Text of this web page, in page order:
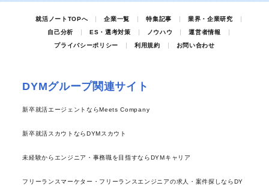
就活ノートTOPへ 企業一覧 特集記事
業界・企業研究
自己分析
ES・選考対策 ノウハウ
運営者情報
プライバシーポリシー
利用規約 お問い合わせ
DYMグループ関連サイト
新卒就活エージェントならMeets Company
新卒就活スカウトならDYMスカウト
未経験からエンジニア・事務職を目指すならDYMキャリア
フリーランスマーケター・フリーランスエンジニアの求人・案件探しならDY